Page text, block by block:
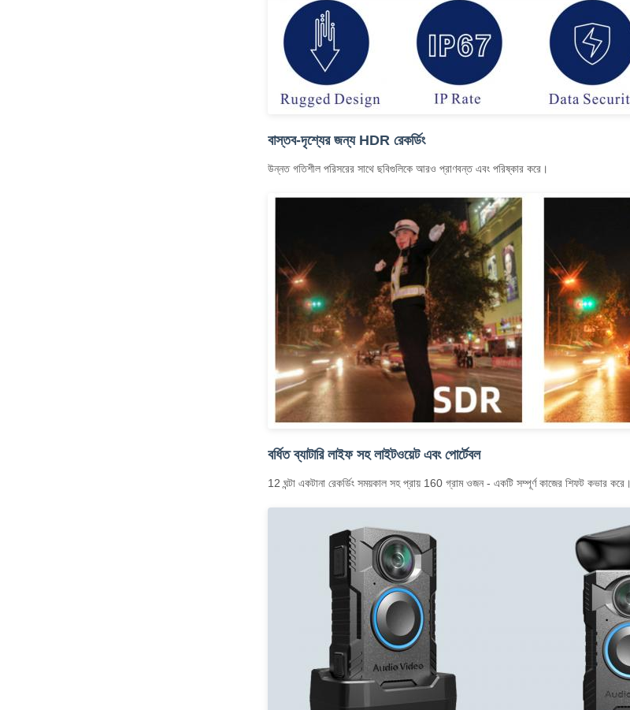
বাস্তব-দৃশ্যের জন্য HDR রেকর্ডিং
উন্নত গতিশীল পরিসরের সাথে ছবিগুলিকে আরও প্রাণবন্ত এবং পরিষ্কার করে।
বর্ধিত ব্যাটারি লাইফ সহ লাইটওয়েট এবং পোর্টেবল
12 ঘন্টা একটানা রেকর্ডিং সময়কাল সহ প্রায় 160 গ্রাম ওজন - একটি সম্পূর্ণ কাজের শিফট কভার করে।